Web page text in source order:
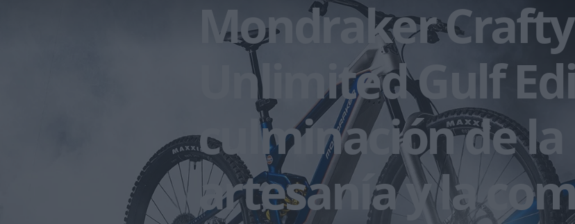
Mondraker Crafty
Unlimited Gulf
culminación de la
artesanía y la